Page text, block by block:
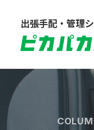
出張手配・管理